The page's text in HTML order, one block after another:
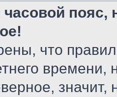
пояс,
что
значит,